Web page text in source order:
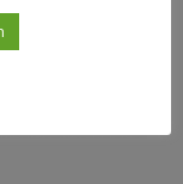
zweimal das
Schon fertig!